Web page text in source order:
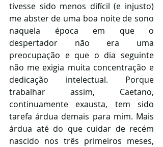
tivesse sido menos difícil (e injusto)
me abster de uma boa noite de sono
naquela época em que o
despertador não era uma
preocupação e que o dia seguinte
não me exigia muita concentração e
dedicação intelectual. Porque
trabalhar assim, Caetano,
continuamente exausta, tem sido
tarefa árdua demais para mim. Mais
árdua até do que cuidar de recém
nascido nos três primeiros meses,